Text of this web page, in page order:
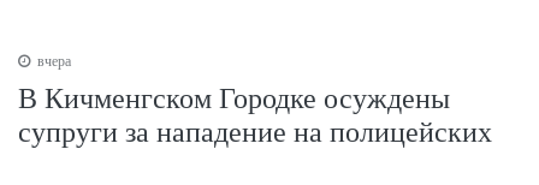
вчера
В Кичменгском Городке осуждены
супруги за нападение на полицейских